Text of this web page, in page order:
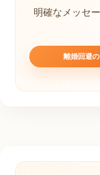
明確なメッセ
離婚回避